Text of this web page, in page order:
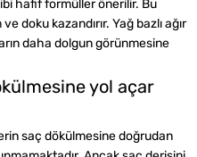
hafif formüller önerilir. Bu
doku kazandırır. Yağ bazlı ağır
daha dolgun görünmesine
yol açar
saç dökülmesine doğrudan